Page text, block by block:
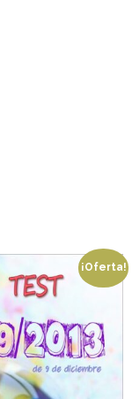
¡Oferta!